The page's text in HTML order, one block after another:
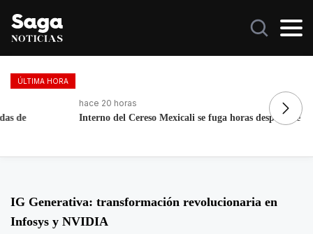
ÚLTIMA HORA
Interno del Cereso Mexicali se fuga horas después de ingresar
IG Generativa: transformación revolucionaria en
Infosys y NVIDIA